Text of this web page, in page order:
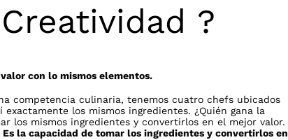
?
con lo mismos elementos.
competencia culinaria, tenemos cuatro chefs ubicados
los mismos ingredientes. ¿Quién gana la
los mismos ingredientes y convertirlos en el mejor valor.
Es la capacidad de tomar los ingredientes y convertirlos en